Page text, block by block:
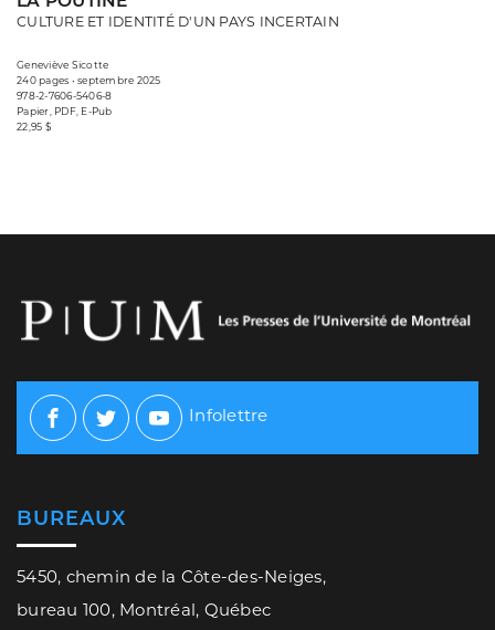
CULTURE ET IDENTITÉ D'UN PAYS INCERTAIN
Geneviève Sicotte
240 pages • septembre 2025
978-2-7606-5406-8
Papier, PDF, E-Pub
22,95 $
Facebook
TwitterYoutube
Infolettre
BUREAUX
5450, chemin de la Côte-des-Neiges,
bureau 100, Montréal, Québec